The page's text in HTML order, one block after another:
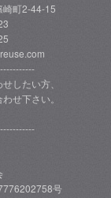
崎町2-44-15
したい方、
せ下さい。
号